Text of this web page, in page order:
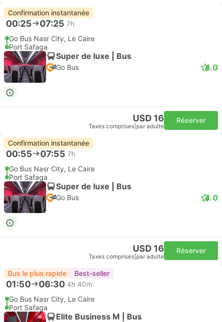
Confirmation instantanée
00:25 07:25 7h
Go Bus Nasr City, Le Caire
Port Safaga
Super de luxe | Bus
Go Bus 4.0
USD 16
Taxes comprises par adulte
Réserver
Confirmation instantanée
00:55 07:55 7h
Go Bus Nasr City, Le Caire
Port Safaga
Super de luxe | Bus
Go Bus 4.0
USD 16
Taxes comprises par adulte
Réserver
Bus le plus rapide Best-seller
01:50 06:30 4h 40m
Go Bus Nasr City, Le Caire
Port Safaga
Elite Business M | Bus